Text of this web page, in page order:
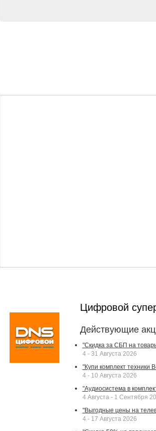
Цифровой
Действующие
"Скидка за СБП на
4 - 31 Августа 2026
"Купи комплект техники
4 - 10 Августа 2026
"Аудиосистема в
4 Августа - 1 Сентября
"Выгодные цены на
4 - 17 Августа 2026